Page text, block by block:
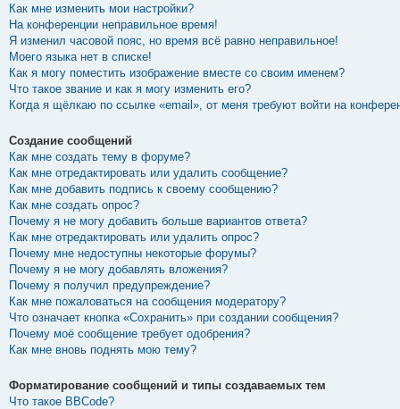
Как мне изменить мои настройки?
На конференции неправильное время!
Я изменил часовой пояс, но время всё равно неправильное!
Моего языка нет в списке!
Как я могу поместить изображение вместе со своим именем?
Что такое звание и как я могу изменить его?
Когда я щёлкаю по ссылке «email», от меня требуют войти на
Создание сообщений
Как мне создать тему в форуме?
Как мне отредактировать или удалить сообщение?
Как мне добавить подпись к своему сообщению?
Как мне создать опрос?
Почему я не могу добавить больше вариантов ответа?
Как мне отредактировать или удалить опрос?
Почему мне недоступны некоторые форумы?
Почему я не могу добавлять вложения?
Почему я получил предупреждение?
Как мне пожаловаться на сообщения модератору?
Что означает кнопка «Сохранить» при создании сообщения?
Почему моё сообщение требует одобрения?
Как мне вновь поднять мою тему?
Форматирование сообщений и типы создаваемых тем
Что такое BBCode?